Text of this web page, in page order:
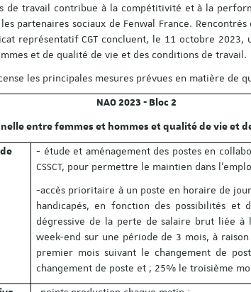
de travail contribue à la compétitivité et à la
partenaires sociaux de Fenwal France.
représentatif CGT concluent, le 11 octobre 2023,
et de qualité de vie et des conditions de travail.
les principales mesures prévues en matière de
NAO 2023 - Bloc 2
entre femmes et hommes et qualité de vie et
- étude et aménagement des postes en
CSSCT, pour permettre le maintien dans
-accès prioritaire à un poste en horaire de
handicapés, en fonction des possibilités et
dégressive de la perte de salaire brut liée
week-end sur une période de 3 mois, à
premier mois suivant le changement de
changement de poste et ; 25% le troisième